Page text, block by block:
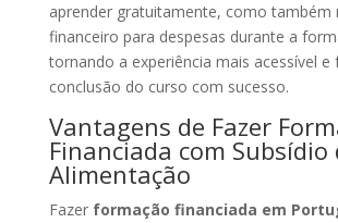
aprender gratuitamente, como também
financeiro para despesas durante a
tornando a experiência mais acessível e
conclusão do curso com sucesso.
Vantagens de Fazer
Financiada com Subsídio
Alimentação
Fazer formação financiada em